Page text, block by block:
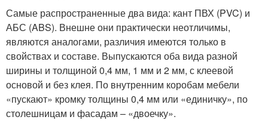
Самые распространенные два вида: кант ПВХ (PVC) и
АБС (ABS). Внешне они практически неотличимы,
являются аналогами, различия имеются только в
свойствах и составе. Выпускаются оба вида разной
ширины и толщиной 0,4 мм, 1 мм и 2 мм, с клеевой
основой и без клея. По внутренним коробам мебели
«пускают» кромку толщины 0,4 мм или «единичку», по
столешницам и фасадам – «двоечку».